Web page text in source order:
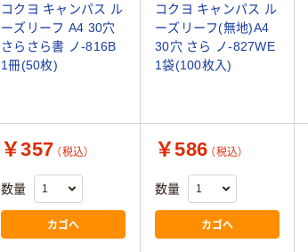
コクヨ キャンパス ル
ーズリーフ A4 30穴
さらさら書 ノ-816B
1冊(50枚)
コクヨ キャンパス ル
ーズリーフ(無地)A4
30穴 さら ノ-827WE
1袋(100枚入)
￥357 （税込）
数量
カゴへ
￥586 （税込）
数量
カゴへ